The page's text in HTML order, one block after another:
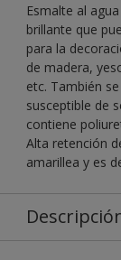
Esmalte al
brillante que
para la
de madera,
etc. También
susceptible de
contiene
Alta retención
amarillea y es